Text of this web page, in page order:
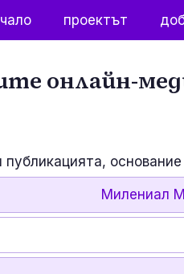
проектът
онлайн-
Милениал